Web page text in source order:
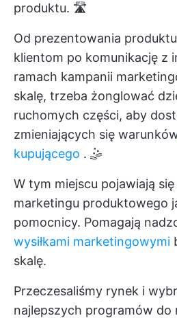
produktu. 🛣️
Od prezentowania
klientom po komunikację z
ramach kampanii
skalę, trzeba żonglować
ruchomych części, aby
zmieniających się
kupującego . 🤹
W tym miejscu pojawiają
marketingu produktowego
pomocnicy. Pomagają
wysiłkami marketingowymi
skalę.
Przeczesaliśmy rynek i
najlepszych programów do